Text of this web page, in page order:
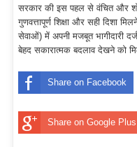
सरकार की इस पहल से वंचित और
गुणवत्तापूर्ण शिक्षा और सही दिशा
सेवाओं) में अपनी मजबूत भागीदारी
बेहद सकारात्मक बदलाव देखने को
Share on Facebook
Share on Google Plus